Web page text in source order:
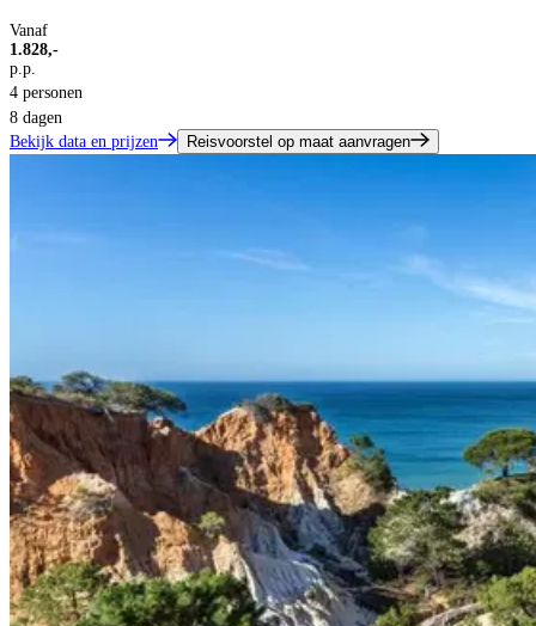
Vanaf
1.828,-
p.p.
4 personen
8 dagen
Bekijk data en prijzen
Reisvoorstel op maat aanvragen